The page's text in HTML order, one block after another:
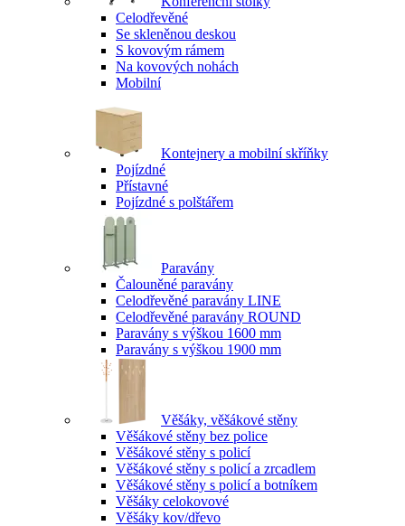
Celodřevěné
Se skleněnou deskou
S kovovým rámem
Na kovových nohách
Mobilní
Kontejnery a mobilní skříňky
Pojízdné
Přístavné
Pojízdné s polštářem
Paravány
Čalouněné paravány
Celodřevěné paravány LINE
Celodřevěné paravány ROUND
Paravány s výškou 1600 mm
Paravány s výškou 1900 mm
Věšáky, věšákové stěny
Věšákové stěny bez police
Věšákové stěny s policí
Věšákové stěny s policí a zrcadlem
Věšákové stěny s policí a botníkem
Věšáky celokovové
Věšáky kov/dřevo